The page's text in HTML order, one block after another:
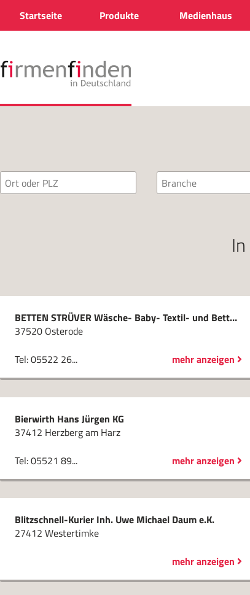
Startseite Produkte Medienhaus
In
BETTEN STRÜVER Wäsche- Baby- Textil- und Bettenhaus GmbH
37520 Osterode
Tel: 05522 26...
mehr anzeigen
Bierwirth Hans Jürgen KG
37412 Herzberg am Harz
Tel: 05521 89...
mehr anzeigen
Blitzschnell-Kurier Inh. Uwe Michael Daum e.K.
27412 Westertimke
mehr anzeigen